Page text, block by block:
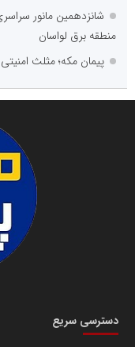
شانزدهمین مانور
منطقه برق لواسان
پیمان مکه؛ مثلث
دسترسی سریع